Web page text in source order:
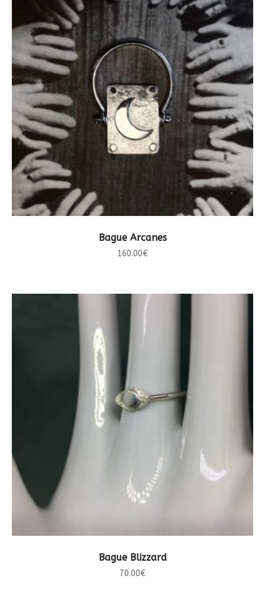
CHOIX DES OPTIONS
Bague Arcanes
160.00€
CHOIX DES OPTIONS
Bague Blizzard
70.00€